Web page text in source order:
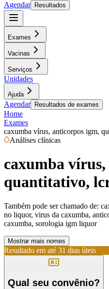
Agendar
Resultados
Exames
Vacinas
Serviços
Unidades
Ajuda
Agendar Resultados de exames
Home
Exames
caxumba vírus, anticorpos igm,
Análises clínicas
caxumba
quantitativo,
Também pode ser chamado de:
no liquor, virus da caxumba,
caxumba, sorologia igm liquor
Mostrar mais nomes
Resultado em até 31 dias úteis
Qual seu convênio?